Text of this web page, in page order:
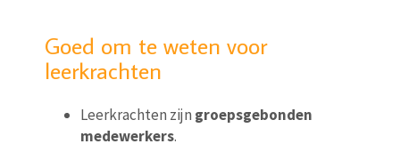
Goed om te weten voor
leerkrachten
Leerkrachten zijn groepsgebonden
medewerkers.